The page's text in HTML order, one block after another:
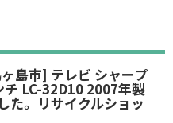
島市] テレビ シャープ
LC-32D10 2007年製
た。リサイクルショッ